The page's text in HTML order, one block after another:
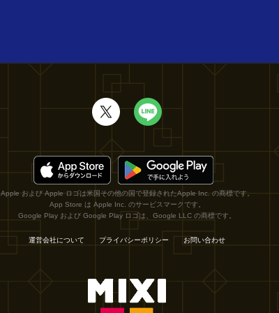
Apple および Apple ロゴは米国その他の国で登録されたApple Inc. の商標です。
App Store は Apple Inc. のサービスマークです。
Google Play および Google Play ロゴは、Google LLC の商標です。
運営会社について プライバシーポリシー お問い合わせ